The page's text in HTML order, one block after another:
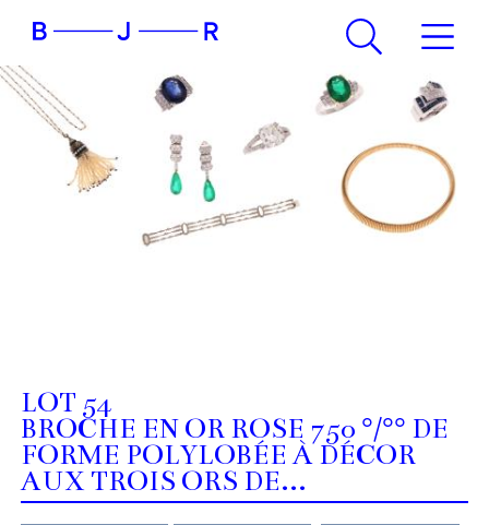
LOT 54
BROCHE EN OR ROSE 750 °/°° DE
FORME POLYLOBÉE À DÉCOR
AUX TROIS ORS DE...